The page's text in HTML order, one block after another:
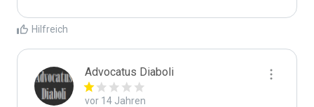
Hilfreich
Advocatus Diaboli
vor 14 Jahren